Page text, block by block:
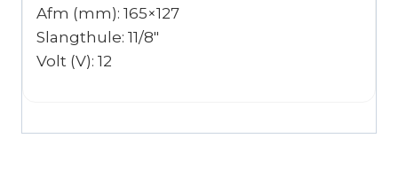
Afm (mm): 165×127
Slangthule: 11/8″
Volt (V): 12